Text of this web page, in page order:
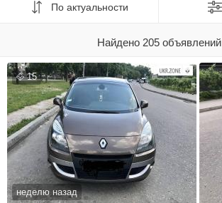
По актуальности
Найдено 205 объявлений
15
неделю назад